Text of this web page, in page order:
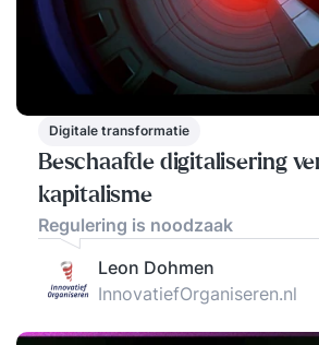
Digitale transformatie
Beschaafde digitalisering
kapitalisme
Regulering is noodzaak
Leon Dohmen
InnovatiefOrganiseren.nl